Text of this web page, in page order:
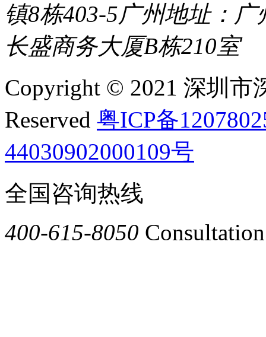
镇8栋403-5广州地址：
长盛商务大厦B栋210室
Copyright © 2021 深圳市
Reserved 粤ICP备
44030902000109号
全国咨询热线
400-615-8050